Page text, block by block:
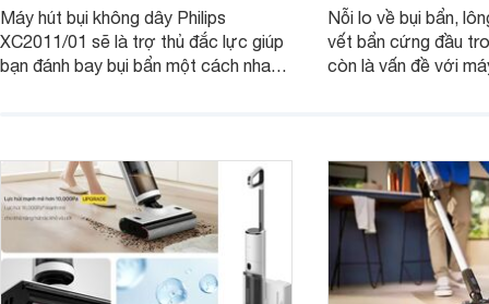
Máy hút bụi không dây Philips
XC2011/01 sẽ là trợ thủ đắc lực giúp
bạn đánh bay bụi bẩn một cách nhanh
năng nổi bật của sản phẩm này nhé.
Nỗi lo về bụi bẩn,
vết bẩn cứng đầu
còn là vấn đề với
ngóc ngách, trả lại
gian sống sạch sẽ